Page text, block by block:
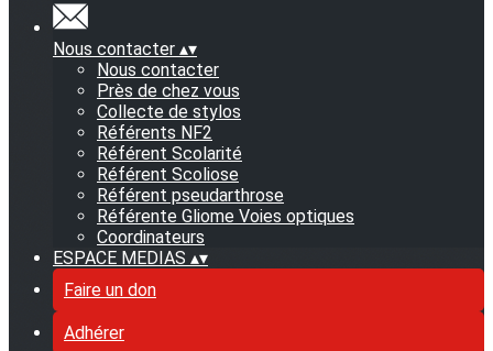
Nous contacter ▴▾
Nous contacter
Près de chez vous
Collecte de stylos
Référents NF2
Référent Scolarité
Référent Scoliose
Référent pseudarthrose
Référente Gliome Voies optiques
Coordinateurs
ESPACE MEDIAS ▴▾
Faire un don
Adhérer